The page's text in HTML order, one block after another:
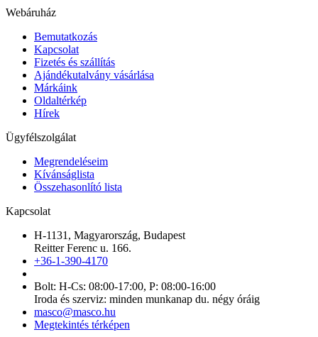
Webáruház
Bemutatkozás
Kapcsolat
Fizetés és szállítás
Ajándékutalvány vásárlása
Márkáink
Oldaltérkép
Hírek
Ügyfélszolgálat
Megrendeléseim
Kívánságlista
Összehasonlító lista
Kapcsolat
H-1131, Magyarország, Budapest
Reitter Ferenc u. 166.
+36-1-390-4170
Bolt: H-Cs: 08:00-17:00, P: 08:00-16:00
Iroda és szerviz: minden munkanap du. négy óráig
masco@masco.hu
Megtekintés térképen